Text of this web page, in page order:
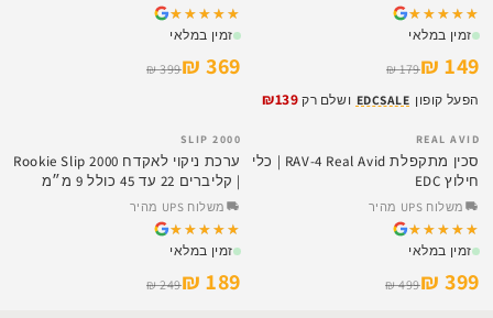
★★★★★
★★★★★
זמין במלאי
149 ₪
179 ₪
הפעל קופון EDCSALE ושלם רק ₪139
★★★★★
★★★★★
זמין במלאי
369 ₪
399 ₪
SALE
REAL AVID
סכין מתקפלת RAV-4 Real Avid | כלי
חילוץ EDC
משלוח UPS מהיר
★★★★★
★★★★★
זמין במלאי
399 ₪
499 ₪
SALE
SLIP 2000
ערכת ניקוי לאקדח Rookie Slip 2000
| קליברים 22 עד 45 כולל 9 מ״מ
Made in USA
משלוח UPS מהיר
★★★★★
★★★★★
זמין במלאי
189 ₪
249 ₪